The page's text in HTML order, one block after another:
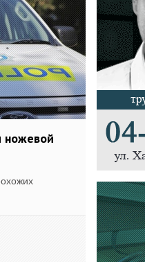
ножевой